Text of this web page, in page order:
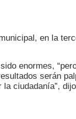
en la
enormes,
serán
la ciudadanía”, dijo